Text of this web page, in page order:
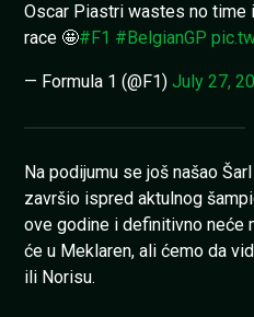
Oscar Piastri wastes no
race 🤩#F1 #BelgianGP
— Formula 1 (@F1) July 27,
Na podijumu se još našao
završio ispred aktulnog
ove godine i definitivno neće
će u Meklaren, ali ćemo da
ili Norisu.